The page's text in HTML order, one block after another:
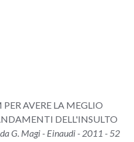
AVERE LA MEGLIO
DELL'INSULTO
G. Magi - Einaudi - 2011 - 52